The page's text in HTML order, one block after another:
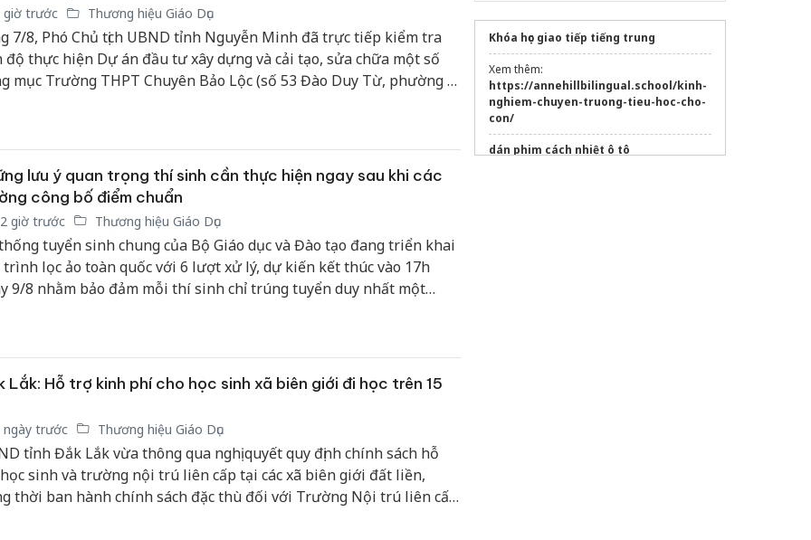
giờ trước Thương hiệu Giáo Dục
7/8, Phó Chủ tịch UBND tỉnh Nguyễn Minh đã trực tiếp kiểm tra
độ thực hiện Dự án đầu tư xây dựng và cải tạo, sửa chữa một số
mục Trường THPT Chuyên Bảo Lộc (số 53 Đào Duy Từ, phường 1
lưu ý quan trọng thí sinh cần thực hiện ngay sau khi các
công bố điểm chuẩn
giờ trước Thương hiệu Giáo Dục
tuyển sinh chung của Bộ Giáo dục và Đào tạo đang triển khai
trình lọc ảo toàn quốc với 6 lượt xử lý, dự kiến kết thúc vào 17h
9/8 nhằm bảo đảm mỗi thí sinh chỉ trúng tuyển duy nhất một
17h ngày 13/8.
Lắk: Hỗ trợ kinh phí cho học sinh xã biên giới đi học trên 15
ngày trước Thương hiệu Giáo Dục
tỉnh Đắk Lắk vừa thông qua nghị quyết quy định chính sách hỗ
sinh và trường nội trú liên cấp tại các xã biên giới đất liền,
thời ban hành chính sách đặc thù đối với Trường Nội trú liên cấp
Khóa học giao tiếp tiếng trung
Xem thêm:
https://annehillbilingual.school/kinh-
nghiem-chuyen-truong-tieu-hoc-cho-
con/
dán phim cách nhiệt ô tô